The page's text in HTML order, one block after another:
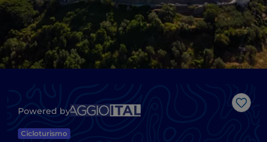
Like
Powered by
Cicloturismo